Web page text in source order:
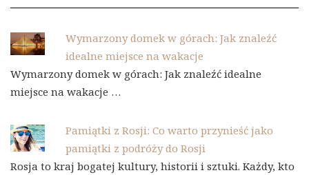
Wymarzony domek w górach: Jak znaleźć
idealne miejsce na wakacje
Wymarzony domek w górach: Jak znaleźć idealne
miejsce na wakacje …
Pamiątki z Rosji: Co warto przynieść jako
pamiątki z podróży do Rosji
Rosja to kraj bogatej kultury, historii i sztuki. Każdy, kto